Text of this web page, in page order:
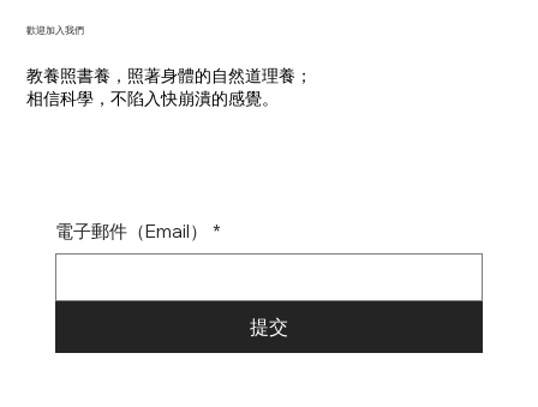
​歡迎加入我們
教養照書養，照著身體的自然道理養；
​相信科學，不陷入快崩潰的感覺。
電子郵件（Email） *
提交